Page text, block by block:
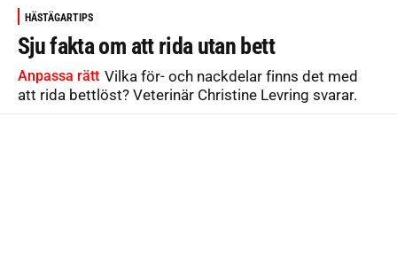
HÄSTÄGARTIPS
Sju fakta om att rida utan bett
Anpassa rätt Vilka för- och nackdelar finns det med
att rida bettlöst? Veterinär Christine Levring svarar.